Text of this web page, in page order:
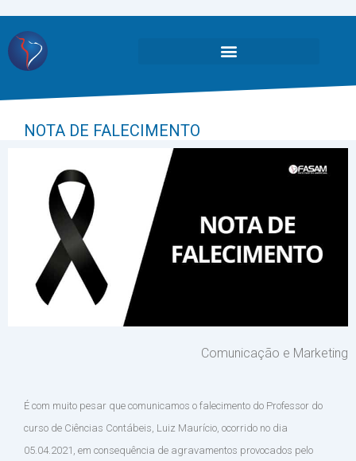
NOTA DE FALECIMENTO
Comunicação e Marketing
É com muito pesar que comunicamos o falecimento do Professor do
curso de Ciências Contábeis, Luiz Maurício, ocorrido no dia
05.04.2021, em consequência de agravamentos provocados pelo